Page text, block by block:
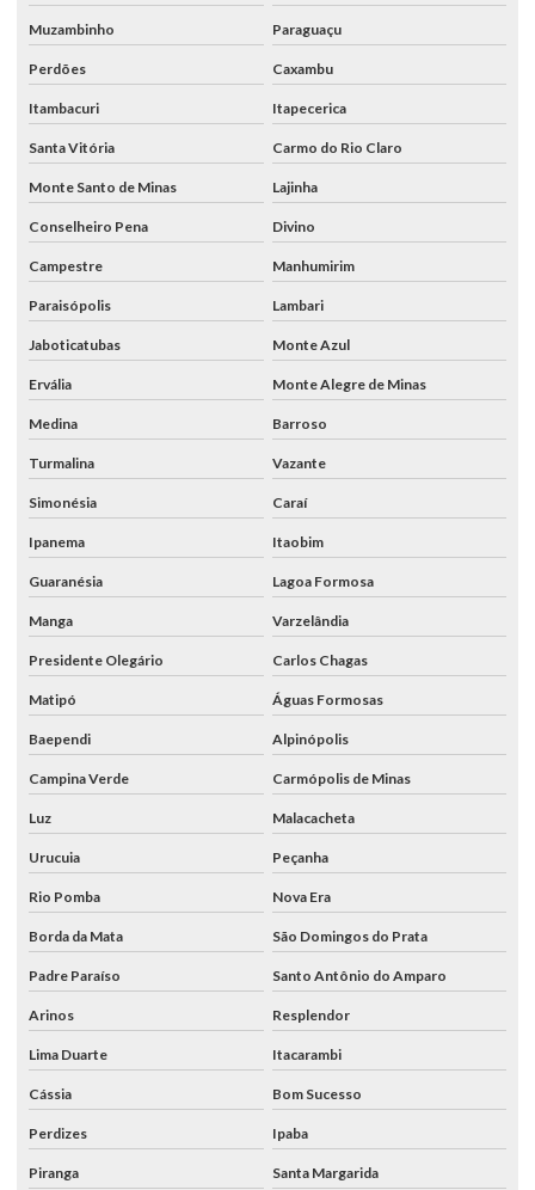
Muzambinho Paraguaçu
Perdões Caxambu
Itambacuri Itapecerica
Santa Vitória Carmo do Rio Claro
Monte Santo de Minas Lajinha
Conselheiro Pena Divino
Campestre Manhumirim
Paraisópolis Lambari
Jaboticatubas Monte Azul
Ervália Monte Alegre de Minas
Medina Barroso
Turmalina Vazante
Simonésia Caraí
Ipanema Itaobim
Guaranésia Lagoa Formosa
Manga Varzelândia
Presidente Olegário Carlos Chagas
Matipó Águas Formosas
Baependi Alpinópolis
Campina Verde Carmópolis de Minas
Luz Malacacheta
Urucuia Peçanha
Rio Pomba Nova Era
Borda da Mata São Domingos do Prata
Padre Paraíso Santo Antônio do Amparo
Arinos Resplendor
Lima Duarte Itacarambi
Cássia Bom Sucesso
Perdizes Ipaba
Piranga Santa Margarida